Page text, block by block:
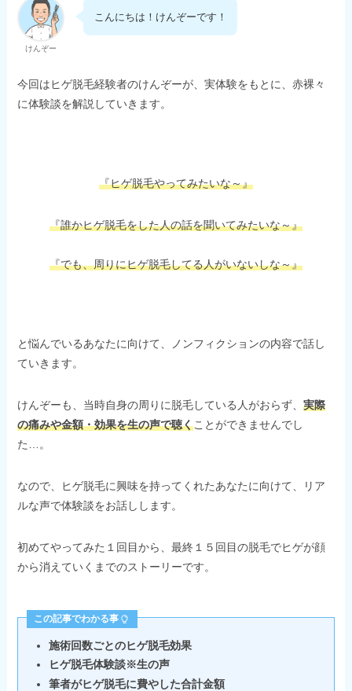
けんぞー
こんにちは！けんぞーです！
今回はヒゲ脱毛経験者のけんぞーが、実体験をもとに、赤裸々
に体験談を解説していきます。
『ヒゲ脱毛やってみたいな～』
『誰かヒゲ脱毛をした人の話を聞いてみたいな～』
『でも、周りにヒゲ脱毛してる人がいないしな～』
と悩んでいるあなたに向けて、ノンフィクションの内容で話し
ていきます。
けんぞーも、当時自身の周りに脱毛している人がおらず、実際
の痛みや金額・効果を生の声で聴くことができませんでし
た…。
なので、ヒゲ脱毛に興味を持ってくれたあなたに向けて、リア
ルな声で体験談をお話しします。
初めてやってみた１回目から、最終１５回目の脱毛でヒゲが顔
から消えていくまでのストーリーです。
この記事でわかる事
施術回数ごとのヒゲ脱毛効果
ヒゲ脱毛体験談※生の声
筆者がヒゲ脱毛に費やした合計金額